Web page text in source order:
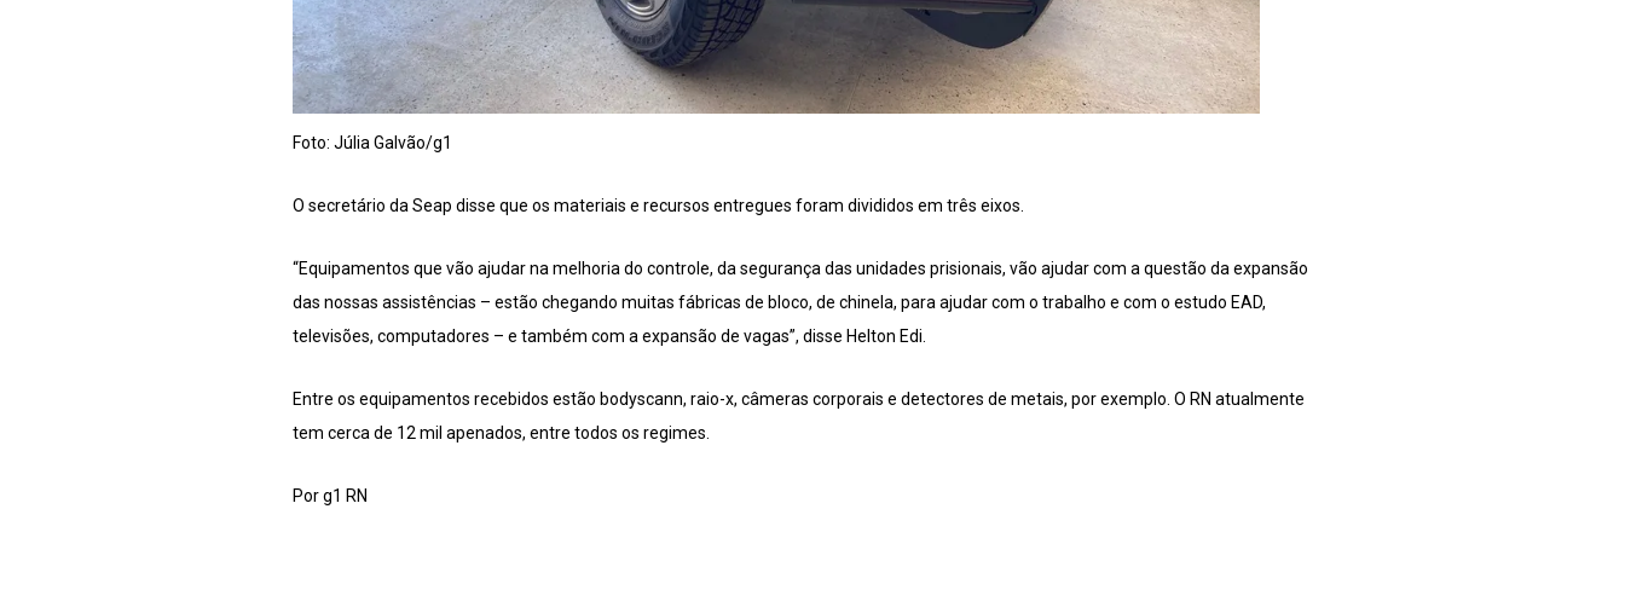
Foto: Júlia Galvão/g1
O secretário da Seap disse que os materiais e recursos entregues foram divididos em três eixos.
“Equipamentos que vão ajudar na melhoria do controle, da segurança das unidades prisionais, vão ajudar com a questão da expansão
das nossas assistências – estão chegando muitas fábricas de bloco, de chinela, para ajudar com o trabalho e com o estudo EAD,
televisões, computadores – e também com a expansão de vagas”, disse Helton Edi.
Entre os equipamentos recebidos estão bodyscann, raio-x, câmeras corporais e detectores de metais, por exemplo. O RN atualmente
tem cerca de 12 mil apenados, entre todos os regimes.
Por g1 RN